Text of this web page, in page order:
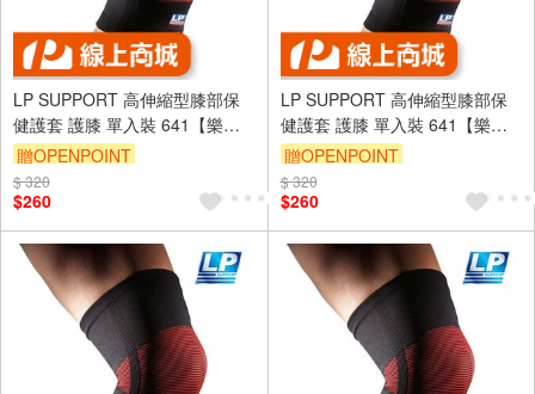
LP SUPPORT 高伸縮型膝部保
健護套 護膝 單入裝 641【樂買
網】
贈OPENPOINT
$ 320
$260
LP SUPPORT 高伸縮型膝部保
健護套 護膝 單入裝 641【樂買
網】
贈OPENPOINT
$ 320
$260